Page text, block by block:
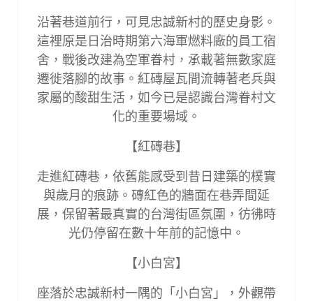
沿著巷道前行，可見忠誠新村的歷史身影。
這裡原是日治時期第六海軍燃料廠的員工宿
舍，戰後改建為空軍眷村，承載著無數家庭
遷徙落腳的故事。紅磚屋瓦間流轉著老兵與
家屬的酸甜生活，如今已是認識台灣眷村文
化的重要場域。
【紅磚巷】
走進紅磚巷，依舊能感受到昔日建築的樸實
與歲月的痕跡。磚紅色的牆面在巷弄間延
展，保留著最真實的台灣街區氛圍，彷彿時
光仍停留在數十年前的記憶中。
【小白宮】
座落於忠誠新村一隅的「小白宮」，外觀帶